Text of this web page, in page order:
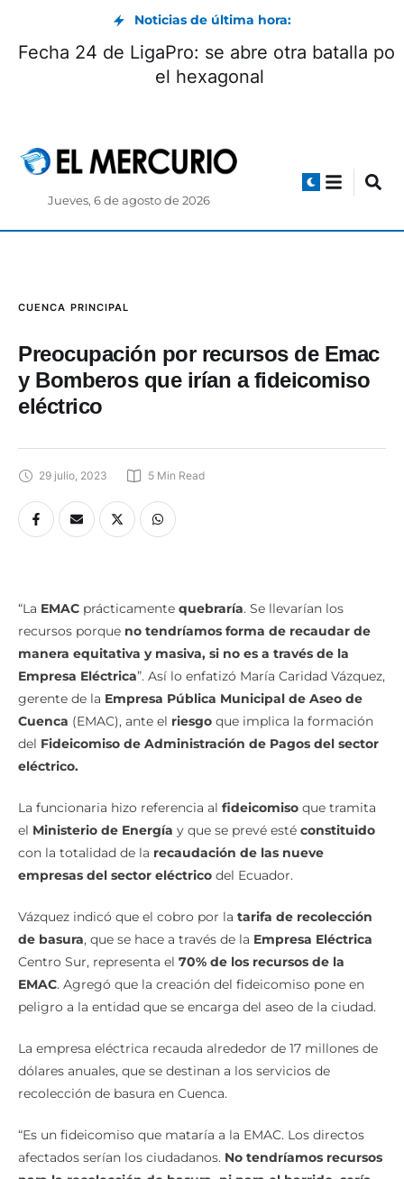
Noticias de última hora:
Tras seis meses de suspensión, Ecuador
vuelve a recibir energía de Colombia
Jueves, 6 de agosto de 2026
CUENCA PRINCIPAL
Preocupación por recursos de Emac
y Bomberos que irían a fideicomiso
eléctrico
29 julio, 2023 5 Min Read
“La EMAC prácticamente quebraría. Se llevarían los
recursos porque no tendríamos forma de recaudar de
manera equitativa y masiva, si no es a través de la
Empresa Eléctrica”. Así lo enfatizó María Caridad Vázquez,
gerente de la Empresa Pública Municipal de Aseo de
Cuenca (EMAC), ante el riesgo que implica la formación
del Fideicomiso de Administración de Pagos del sector
eléctrico.
La funcionaria hizo referencia al fideicomiso que tramita
el Ministerio de Energía y que se prevé esté constituido
con la totalidad de la recaudación de las nueve
empresas del sector eléctrico del Ecuador.
Vázquez indicó que el cobro por la tarifa de recolección
de basura, que se hace a través de la Empresa Eléctrica
Centro Sur, representa el 70% de los recursos de la
EMAC. Agregó que la creación del fideicomiso pone en
peligro a la entidad que se encarga del aseo de la ciudad.
La empresa eléctrica recauda alrededor de 17 millones de
dólares anuales, que se destinan a los servicios de
recolección de basura en Cuenca.
“Es un fideicomiso que mataría a la EMAC. Los directos
afectados serían los ciudadanos. No tendríamos recursos